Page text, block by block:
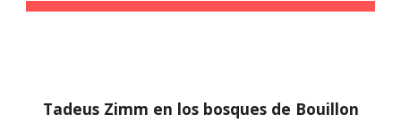
Tadeus Zimm en los bosques de Bouillon